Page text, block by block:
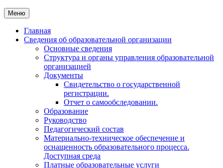
Меню
Главная
Сведения об образовательной организации
Основные сведения
Структура и органы управления образовательной
организацией
Документы
Свидетельство о государственной
регистрации.
Отчет о самообследовании.
Образование
Руководство
Педагогический состав
Материально-техническое обеспечение и
оснащенность образовательного процесса.
Доступная среда
Платные образовательные услуги